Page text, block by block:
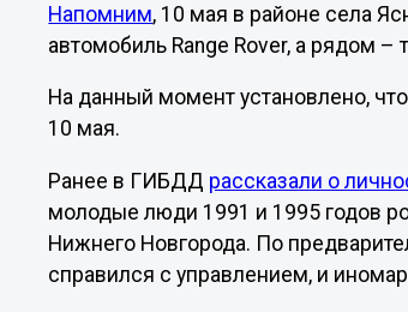
Напомним, 10 мая в районе села
автомобиль Range Rover, а рядом
На данный момент установлено,
10 мая.
Ранее в ГИБДД рассказали о
молодые люди 1991 и 1995 годов
Нижнего Новгорода. По
справился с управлением, и